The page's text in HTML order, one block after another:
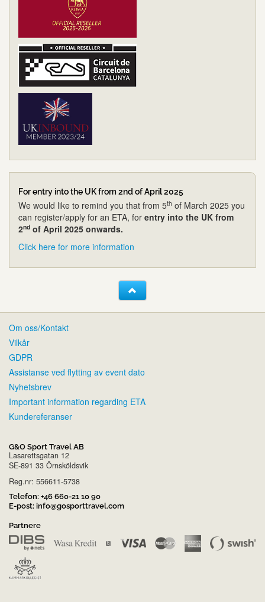
For entry into the UK from 2nd of April 2025
We would like to remind you that from 5th of March 2025 you
can register/apply for an ETA, for entry into the UK from
2nd of April 2025 onwards.
Click here for more information
Om oss/Kontakt
Vilkår
GDPR
Assistanse ved flytting av event dato
Nyhetsbrev
Important information regarding ETA
Kundereferanser
G&O Sport Travel AB
Lasarettsgatan 12
SE-891 33 Örnsköldsvik
Reg.nr: 556611-5738
Telefon: +46 660-21 10 90
E-post: info@gosporttravel.com
Partnere